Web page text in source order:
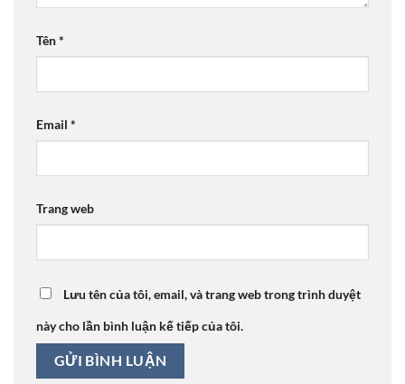
Tên*
Email *
Trang web
Lưu tên của tôi, email, và trang web trong trình duyệt
này cho lần bình luận kế tiếp của tôi.